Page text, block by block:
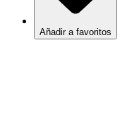
Añadir a favoritos